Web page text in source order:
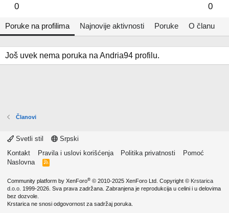
0 0
Poruke na profilima Najnovije aktivnosti Poruke O članu
Još uvek nema poruka na Andria94 profilu.
Članovi
Svetli stil
Srpski
Kontakt
Pravila i uslovi korišćenja Politika privatnosti
Pomoć
Naslovna
R
Community platform by XenForo® © 2010-2025 XenForo Ltd. Copyright © Krstarica
d.o.o. 1999-2026. Sva prava zadržana. Zabranjena je reprodukcija u celini i u delovima
bez dozvole.
Krstarica ne snosi odgovornost za sadržaj poruka.